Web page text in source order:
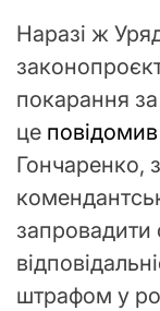
Наразі ж
покарання
це повідомив
Гончаренко,
запровадити
штрафом у